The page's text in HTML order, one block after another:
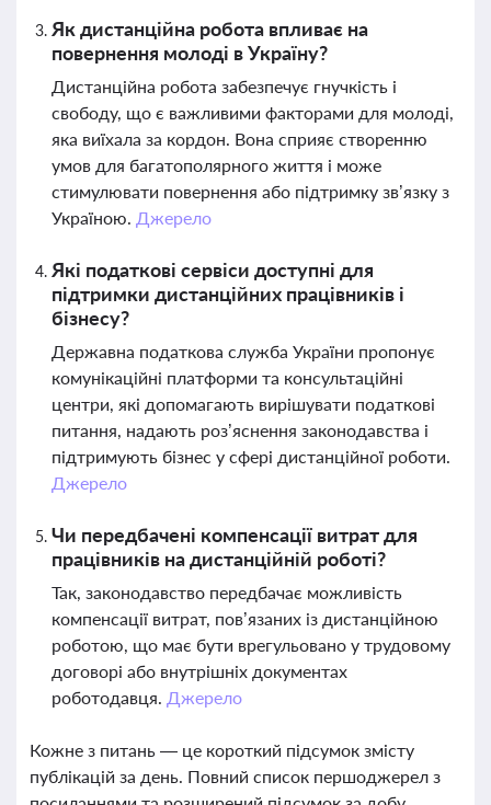
Як дистанційна робота впливає на
повернення молоді в Україну?
Дистанційна робота забезпечує гнучкість і
свободу, що є важливими факторами для молоді,
яка виїхала за кордон. Вона сприяє створенню
умов для багатополярного життя і може
стимулювати повернення або підтримку зв’язку з
Україною. Джерело
Які податкові сервіси доступні для
підтримки дистанційних працівників і
бізнесу?
Державна податкова служба України пропонує
комунікаційні платформи та консультаційні
центри, які допомагають вирішувати податкові
питання, надають роз’яснення законодавства і
підтримують бізнес у сфері дистанційної роботи.
Джерело
Чи передбачені компенсації витрат для
працівників на дистанційній роботі?
Так, законодавство передбачає можливість
компенсації витрат, пов’язаних із дистанційною
роботою, що має бути врегульовано у трудовому
договорі або внутрішніх документах
роботодавця. Джерело
Кожне з питань — це короткий підсумок змісту
публікацій за день. Повний список першоджерел з